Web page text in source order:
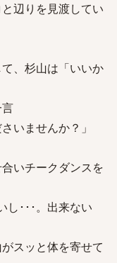
辺りを見渡してい
、杉山は「いいか
いませんか？」
いチークダンスを
し･･･。出来ない
スッと体を寄せて